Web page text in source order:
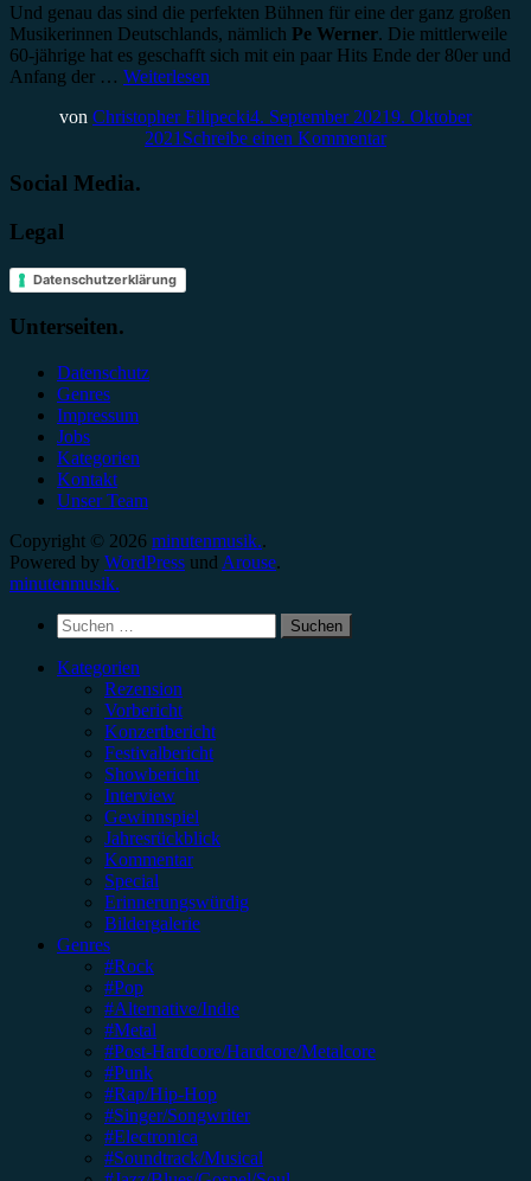
Und genau das sind die perfekten Bühnen für eine der ganz großen
Musikerinnen Deutschlands, nämlich Pe Werner. Die mittlerweile
60-jährige hat es geschafft sich mit ein paar Hits Ende der 80er und
Anfang der … Weiterlesen
von Christopher Filipecki4. September 20219. Oktober
2021 Schreibe einen Kommentar
Social Media.
Legal
Datenschutzerklärung
Unterseiten.
Datenschutz
Genres
Impressum
Jobs
Kategorien
Kontakt
Unser Team
Copyright © 2026 minutenmusik..
Powered by WordPress und Arouse.
minutenmusik.
Suchen
nach:
Kategorien
Rezension
Vorbericht
Konzertbericht
Festivalbericht
Showbericht
Interview
Gewinnspiel
Jahresrückblick
Kommentar
Special
Erinnerungswürdig
Bildergalerie
Genres
#Rock
#Pop
#Alternative/Indie
#Metal
#Post-Hardcore/Hardcore/Metalcore
#Punk
#Rap/Hip-Hop
#Singer/Songwriter
#Electronica
#Soundtrack/Musical